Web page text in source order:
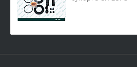
brake